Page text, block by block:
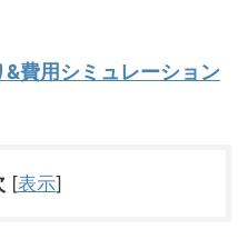
&費用シミュレーション
[表示]